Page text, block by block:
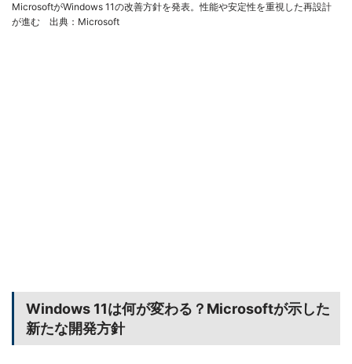
MicrosoftがWindows 11の改善方針を発表。性能や安定性を重視した再設計
が進む 出典：Microsoft
Windows 11は何が変わる？Microsoftが示した
新たな開発方針